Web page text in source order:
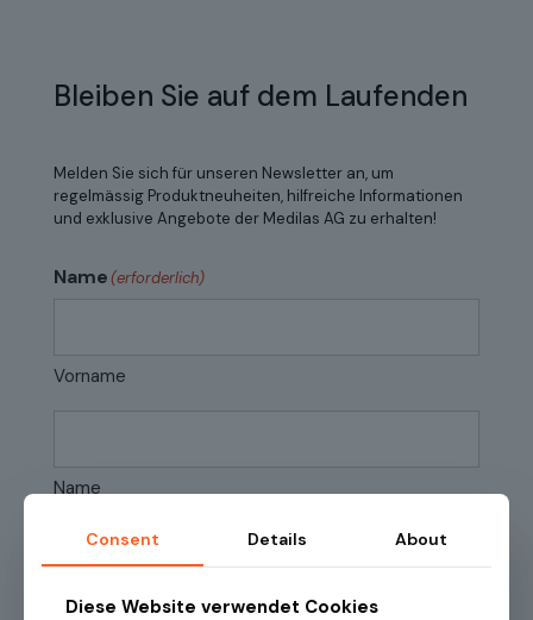
Bleiben Sie auf dem Laufenden
Melden Sie sich für unseren Newsletter an, um
regelmässig Produktneuheiten, hilfreiche Informationen
und exklusive Angebote der Medilas AG zu erhalten!
Name(erforderlich)
Vorname
Name
E-Mail
Consent Details About
Diese Website verwendet Cookies